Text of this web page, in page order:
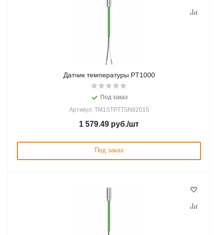
Датчик температуры PT1000
Под заказ
Артикул: TM1STPTTSN62015
1 579.49 руб./шт
Под заказ